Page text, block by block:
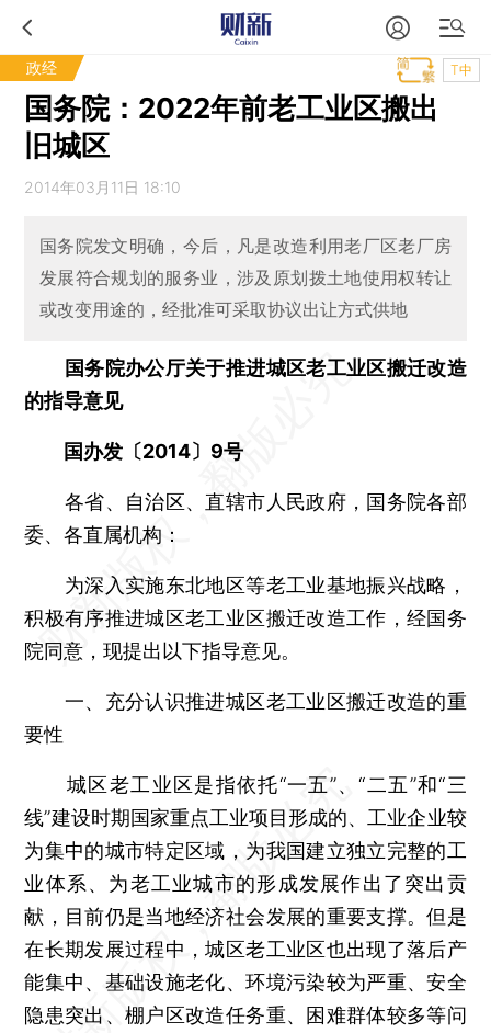
政经 T中
国务院：2022年前老工业区搬出
旧城区
2014年03月11日 18:10
国务院发文明确，今后，凡是改造利用老厂区老厂房
发展符合规划的服务业，涉及原划拨土地使用权转让
或改变用途的，经批准可采取协议出让方式供地
国务院办公厅关于推进城区老工业区搬迁改造
的指导意见
国办发〔2014〕9号
各省、自治区、直辖市人民政府，国务院各部
委、各直属机构：
为深入实施东北地区等老工业基地振兴战略，
积极有序推进城区老工业区搬迁改造工作，经国务
院同意，现提出以下指导意见。
一、充分认识推进城区老工业区搬迁改造的重
要性
城区老工业区是指依托“一五”、“二五”和“三
线”建设时期国家重点工业项目形成的、工业企业较
为集中的城市特定区域，为我国建立独立完整的工
业体系、为老工业城市的形成发展作出了突出贡
献，目前仍是当地经济社会发展的重要支撑。但是
在长期发展过程中，城区老工业区也出现了落后产
能集中、基础设施老化、环境污染较为严重、安全
隐患突出、棚户区改造任务重、困难群体较多等问